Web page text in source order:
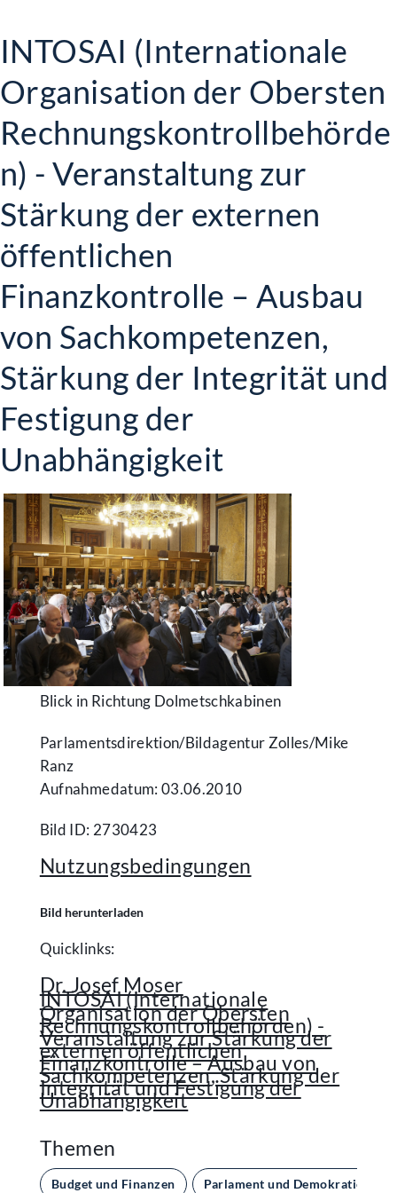
INTOSAI (Internationale
Organisation der Obersten
Rechnungskontrollbehörde
n) - Veranstaltung zur
Stärkung der externen
öffentlichen
Finanzkontrolle – Ausbau
von Sachkompetenzen,
Stärkung der Integrität und
Festigung der
Unabhängigkeit
Blick in Richtung Dolmetschkabinen
Parlamentsdirektion/​Bildagentur Zolles/​Mike
Ranz
Aufnahmedatum: 03.06.2010
Bild ID: 2730423
Nutzungsbedingungen
Bild herunterladen
Quicklinks:
Dr. Josef Moser
INTOSAI (Internationale
Organisation der Obersten
Rechnungskontrollbehörden) -
Veranstaltung zur Stärkung der
externen öffentlichen
Finanzkontrolle – Ausbau von
Sachkompetenzen, Stärkung der
Integrität und Festigung der
Unabhängigkeit
Themen
Budget und Finanzen Parlament und Demokratie